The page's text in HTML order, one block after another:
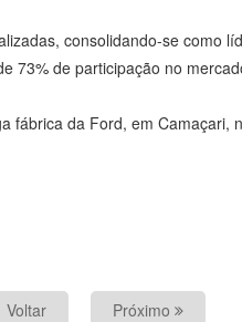
consolidando-se como
73% de participação no
da Ford, em Camaçari,
Voltar Próximo